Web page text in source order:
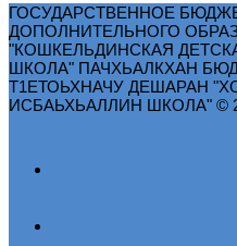
ГОСУДАРСТВЕННОЕ
ДОПОЛНИТЕЛЬНОГО
"КОШКЕЛЬДИНСКАЯ
ШКОЛА" ПАЧХЬАЛКХАН
Т1ЕТОЬХНАЧУ ДЕШАРАН
ИСБАЬХЬАЛЛИН ШКОЛА" ©